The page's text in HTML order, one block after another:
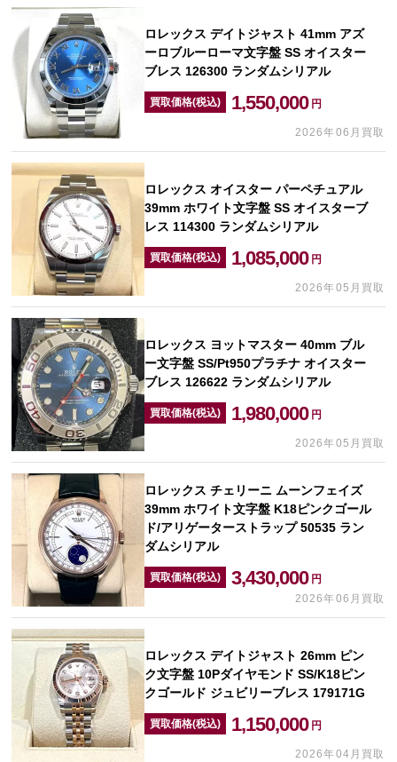
ロレックス デイトジャスト 41mm アズ
ーロブルーローマ文字盤 SS オイスター
ブレス 126300 ランダムシリアル
買取価格(税込) 1,550,000 円
2026年06月買取
ロレックス オイスター パーペチュアル
39mm ホワイト文字盤 SS オイスターブ
レス 114300 ランダムシリアル
買取価格(税込) 1,085,000 円
2026年05月買取
ロレックス ヨットマスター 40mm ブル
ー文字盤 SS/Pt950プラチナ オイスター
ブレス 126622 ランダムシリアル
買取価格(税込) 1,980,000 円
2026年05月買取
ロレックス チェリーニ ムーンフェイズ
39mm ホワイト文字盤 K18ピンクゴール
ド/アリゲーターストラップ 50535 ラン
ダムシリアル
買取価格(税込) 3,430,000 円
2026年06月買取
ロレックス デイトジャスト 26mm ピン
ク文字盤 10Pダイヤモンド SS/K18ピン
クゴールド ジュビリーブレス 179171G
買取価格(税込) 1,150,000 円
2026年04月買取